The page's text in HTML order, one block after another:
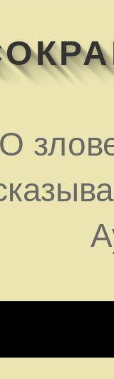
О